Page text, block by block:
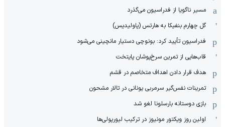
مسیر ناگویا از فدراسیون می‌گذرد
گل چهارم بنفیکا به هارتس (پاولیدیس)
فدراسیون تأیید کرد: بونوچی دستیار مانچینی می‌شود
قاب‌هایی از تمرین سرخ‌پوشان پایتخت
هدف قرار دادن اهداف متخاصم در قشم
‏تمرینات نفس‌گیر سرمربی یونانی در تالار مشحون
بازی دوستانه بارسلونا لغو شد
اولین روز ویکتور مونیوز در ترکیب لیورپولی‌ها